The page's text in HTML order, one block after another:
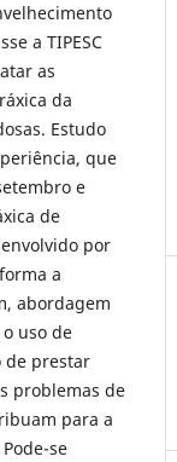
a TIPESC
as
da
Estudo
que
e
de
por
a
abordagem
uso de
de prestar
problemas de
para a
se